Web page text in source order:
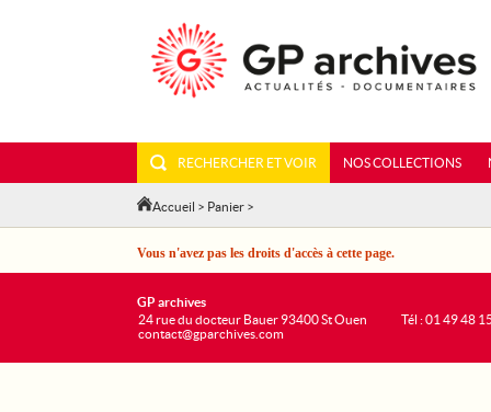
RECHERCHER ET VOIR NOS COLLECTIONS
Accueil > Panier >
Vous n'avez pas les droits d'accès à cette page.
GP archives
24 rue du docteur Bauer 93400 St Ouen
contact@gparchives.com
Tél : 01 49 48